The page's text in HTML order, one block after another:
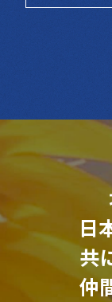
日
共
仲